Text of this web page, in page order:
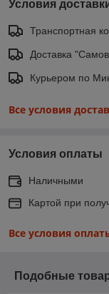
Условия
Транспортная
Доставка
Курьером по
Все условия
Условия оплаты
Наличными
Картой при
Все условия
Подобные